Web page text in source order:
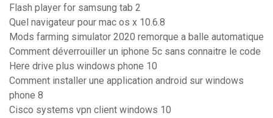
Flash player for samsung tab 2
Quel navigateur pour mac os x 10.6.8
Mods farming simulator 2020 remorque a balle automatique
Comment déverrouiller un iphone 5c sans connaitre le code
Here drive plus windows phone 10
Comment installer une application android sur windows
phone 8
Cisco systems vpn client windows 10